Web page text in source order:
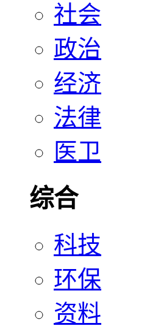
社会
政治
经济
法律
医卫
综合
科技
环保
资料